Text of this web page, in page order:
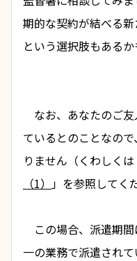
期的な契約が結べる
という選択肢もあるか
なお、あなたのご
ているとのことなの
りません（くわしくは
（1） 」を参照してく
この場合、派遣期
一の業務で派遣され